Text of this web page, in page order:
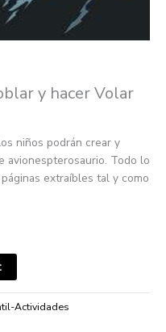
y hacer Volar
niños podrán crear y
avionespterosaurio. Todo lo
extraíbles tal y como
Actividades